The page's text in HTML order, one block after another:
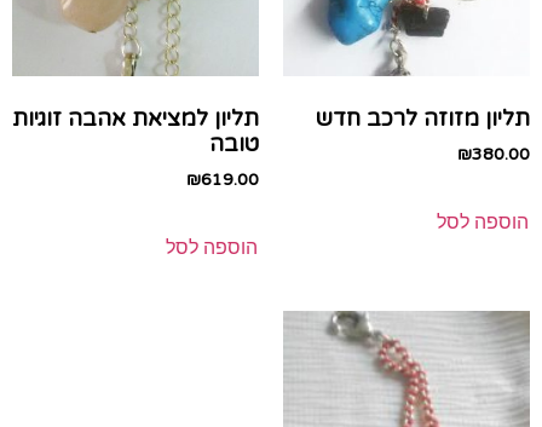
תליון מזוזה לרכב חדש
₪380.00
הוספה לסל
תליון למציאת אהבה זוגיות
טובה
₪619.00
הוספה לסל